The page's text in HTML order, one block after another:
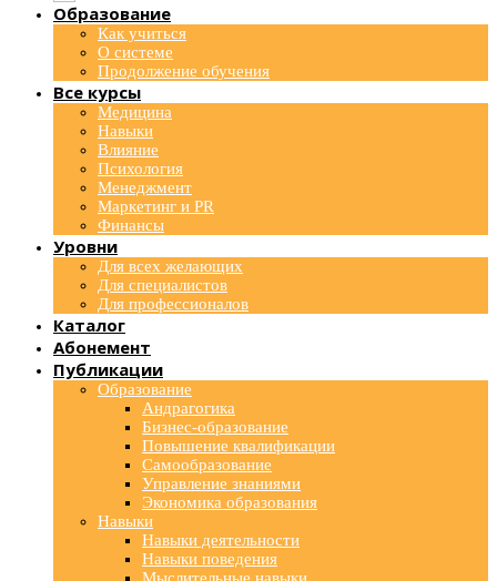
Образование
Как учиться
О системе
Продолжение обучения
Все курсы
Медицина
Навыки
Влияние
Психология
Менеджмент
Маркетинг и PR
Финансы
Уровни
Для всех желающих
Для специалистов
Для профессионалов
Каталог
Абонемент
Публикации
Образование
Андрагогика
Бизнес-образование
Повышение квалификации
Самообразование
Управление знаниями
Экономика образования
Навыки
Навыки деятельности
Навыки поведения